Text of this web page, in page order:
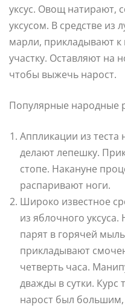
уксус. Овощ натирают,
уксусом. В средстве из
марли, прикладывают
участку. Оставляют на
чтобы выжечь нарост.
Популярные народные
Аппликации из теста
делают лепешку.
стопе. Накануне
распаривают ноги.
Широко известное
из яблочного
парят в горячей
прикладывают
четверть часа.
дважды в сутки. Курс
нарост был